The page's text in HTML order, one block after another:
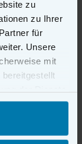
zu
zu Ihrer
für
Unsere
mit
gesetzliche
aktuellen
der
erleichtert
Ideal
möchten.